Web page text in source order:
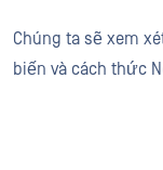
Chúng ta sẽ xem
biến và cách thức